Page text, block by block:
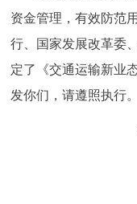
参与调查
走进北京
资金管理，有效防范
行、国家发展改革委
定了《交通运输新业
发你们，请遵照执行。